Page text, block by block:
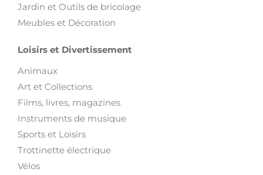
Jardin et Outils de bricolage
Meubles et Décoration
Loisirs et Divertissement
Animaux
Art et Collections
Films, livres, magazines
Instruments de musique
Sports et Loisirs
Trottinette électrique
Vélos